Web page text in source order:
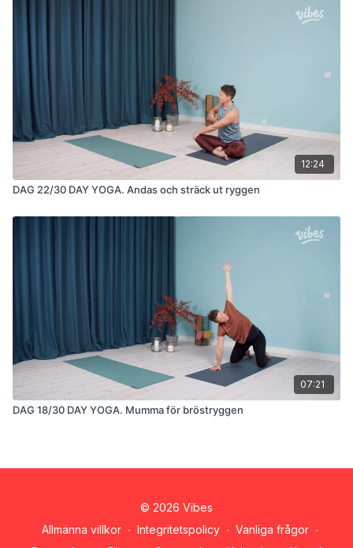
12:24
DAG 22/30 DAY YOGA. Andas och sträck ut ryggen
07:21
DAG 18/30 DAY YOGA. Mumma för bröstryggen
© 2026 Vibes
Allmänna villkor ∙ Integritetspolicy ∙ Vanliga frågor ∙